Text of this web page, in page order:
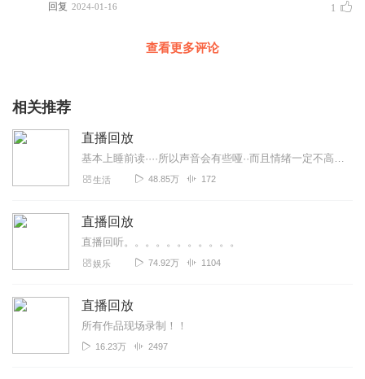
回复 2024-01-16 1
查看更多评论
相关推荐
直播回放
基本上睡前读····所以声音会有些哑··而且情绪一定不高，因为我是为了让自己困所以读的~
生活 48.85万 172
直播回放
直播回听。。。。。。。。。。。
娱乐 74.92万 1104
直播回放
所有作品现场录制！！
16.23万 2497